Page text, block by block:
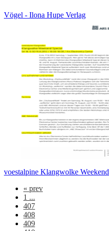
Vögel - Ilona Hupe Verlag
voestalpine Klangwolke
« prev
1 ...
407
408
409